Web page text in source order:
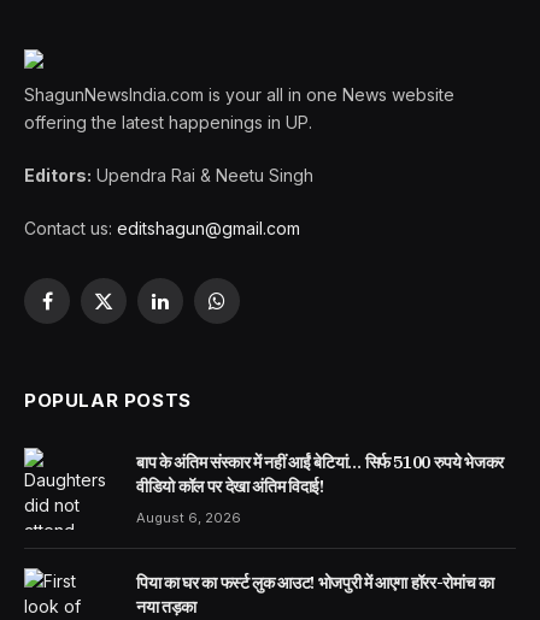
ShagunNewsIndia.com is your all in one News website
offering the latest happenings in UP.
Editors: Upendra Rai & Neetu Singh
Contact us: editshagun@gmail.com
Facebook
X
LinkedInWhatsApp
POPULAR POSTS
बाप के अंतिम संस्कार में नहीं आईं बेटियां… सिर्फ 5100 रुपये भेजकर
वीडियो कॉल पर देखा अंतिम विदाई!
August 6, 2026
पिया का घर का फर्स्ट लुक आउट! भोजपुरी में आएगा हॉरर-रोमांच का
नया तड़का